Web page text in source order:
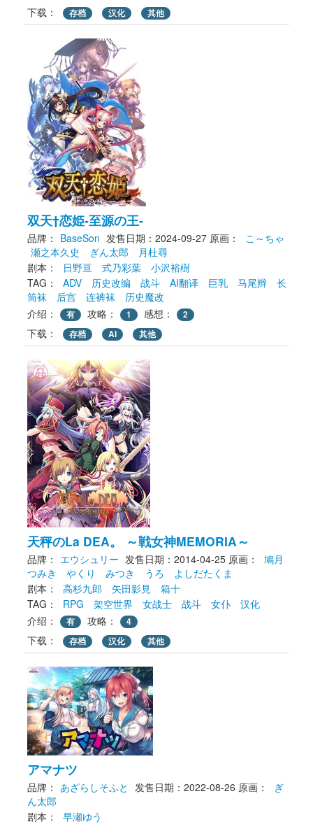
下载： 存档 汉化 其他
双天†恋姫‐至源の王‐
品牌： BaseSon 发售日期：2024-09-27 原画：
こ～ちゃ
瀬之本久史
ぎん太郎
月杜尋
剧本：
日野亘 式乃彩葉
小沢裕樹
TAG：
ADV 历史改编 战斗 AI翻译 巨乳 马尾辫
长
筒袜
后宫 连裤袜
历史魔改
介绍：
有 攻略： 1 感想： 2
下载： 存档 AI 其他
天秤のLa DEA。 ～戦女神MEMORIA～
品牌： エウシュリー 发售日期：2014-04-25 原画：
鳩月
つみき
やくり みつき うろ
よしだたくま
剧本：
高杉九郎 矢田影見
箱十
TAG：
RPG 架空世界 女战士 战斗 女仆
汉化
介绍：
有 攻略： 4
下载： 存档 汉化 其他
アマナツ
品牌： あざらしそふと 发售日期：2022-08-26 原画：
ぎ
ん太郎
剧本：
早瀬ゆう